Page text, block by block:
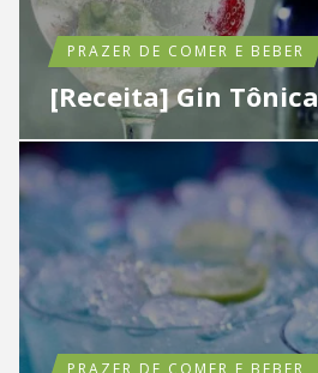
PRAZER DE COMER E BEBER
[Receita] Gin Tônica